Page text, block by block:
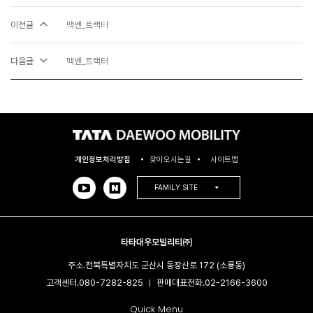
이전글 맥쎈_트랙터
다음글 맥쎈_트랙터
개인정보처리방침 찾아오시는길 사이트맵
FAMILY SITE
타타대우모빌리티㈜
주소.전북특별자치도 군산시 동장산로 172 (소룡동)
고객센터.080-7282-825 판매대표전화.02-2166-3600​
Quick Menu